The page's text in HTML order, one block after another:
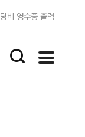
당비 영수증 출력